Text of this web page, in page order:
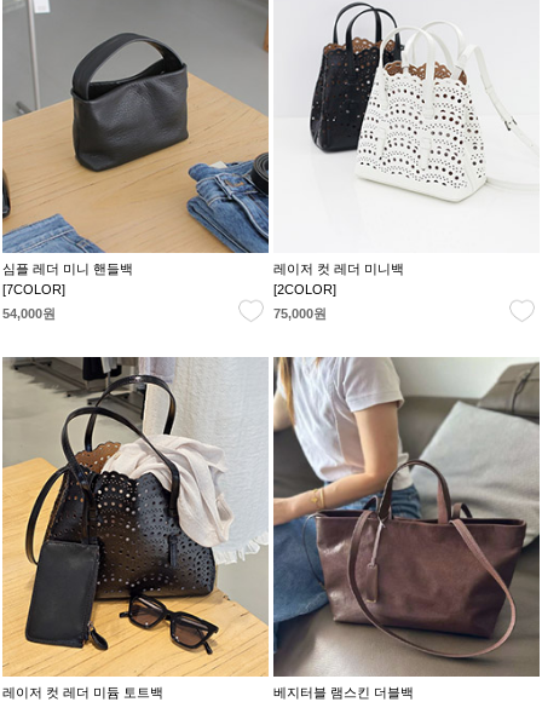
심플 레더 미니 핸들백
[7COLOR]
54,000원
레이저 컷 레더 미니백
[2COLOR]
75,000원
레이저 컷 레더 미듐 토트백
베지터블 램스킨 더블백